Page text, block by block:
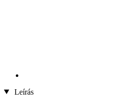
Leírás